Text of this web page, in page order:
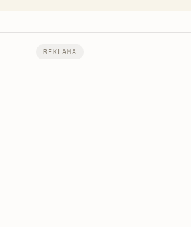
REKLAMA